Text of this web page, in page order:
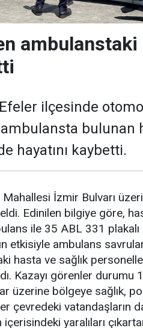
ambulanstaki
Efeler ilçesinde
bulunan
hayatını kaybetti.
İzmir Bulvarı
Edinilen bilgiye göre,
ile 35 ABL 331
etkisiyle ambulans
hasta ve sağlık
Kazayı görenler durumu
üzerine bölgeye sağlık,
çevredeki vatandaşların
içerisindeki yaralıları